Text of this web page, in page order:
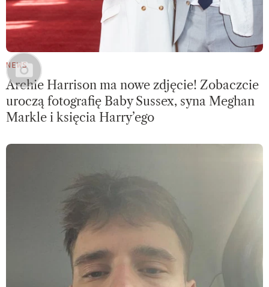
NEWS
Archie Harrison ma nowe zdjęcie! Zobaczcie
uroczą fotografię Baby Sussex, syna Meghan
Markle i księcia Harry’ego